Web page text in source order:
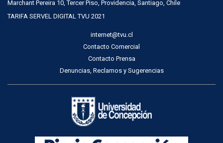
Marchant Pereira 10, Tercer Piso, Providencia, Santiago, Chile
TARIFA SERVEL DIGITAL TVU 2021
internet@tvu.cl
Contacto Comercial
Contacto Prensa
Denuncias, Reclamos y Sugerencias